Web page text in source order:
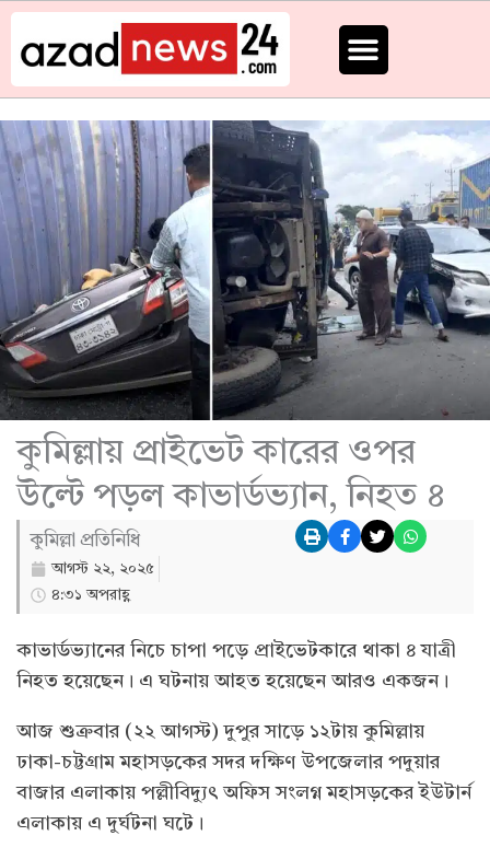
Skip
content
কুমিল্লায় প্রাইভেট কারের ওপর
উল্টে পড়ল কাভার্ডভ্যান, নিহত ৪
কুমিল্লা প্রতিনিধি
আগস্ট ২২, ২০২৫
৪:৩১ অপরাহ্ণ
কাভার্ডভ্যানের নিচে চাপা পড়ে প্রাইভেটকারে থাকা ৪ যাত্রী
নিহত হয়েছেন। এ ঘটনায় আহত হয়েছেন আরও একজন।
আজ শুক্রবার (২২ আগস্ট) দুপুর সাড়ে ১২টায় কুমিল্লায়
ঢাকা-চট্টগ্রাম মহাসড়কের সদর দক্ষিণ উপজেলার পদুয়ার
বাজার এলাকায় পল্লীবিদ্যুৎ অফিস সংলগ্ন মহাসড়কের ইউটার্ন
এলাকায় এ দুর্ঘটনা ঘটে।